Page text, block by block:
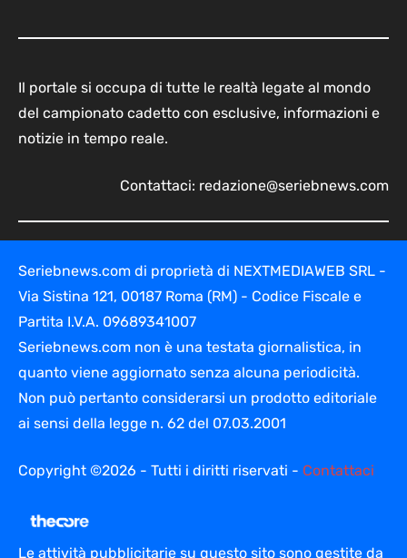
Il portale si occupa di tutte le realtà legate al mondo
del campionato cadetto con esclusive, informazioni e
notizie in tempo reale.
Contattaci: redazione@seriebnews.com
Seriebnews.com di proprietà di NEXTMEDIAWEB SRL -
Via Sistina 121, 00187 Roma (RM) - Codice Fiscale e
Partita I.V.A. 09689341007
Seriebnews.com non è una testata giornalistica, in
quanto viene aggiornato senza alcuna periodicità.
Non può pertanto considerarsi un prodotto editoriale
ai sensi della legge n. 62 del 07.03.2001
Copyright ©2026 - Tutti i diritti riservati - Contattaci
Le attività pubblicitarie su questo sito sono gestite da